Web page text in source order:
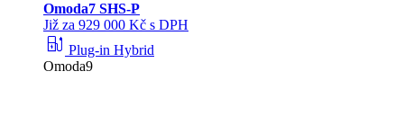
Omoda7 SHS-P
Již za 929 000 Kč s DPH
ev_station Plug-in Hybrid
Omoda9